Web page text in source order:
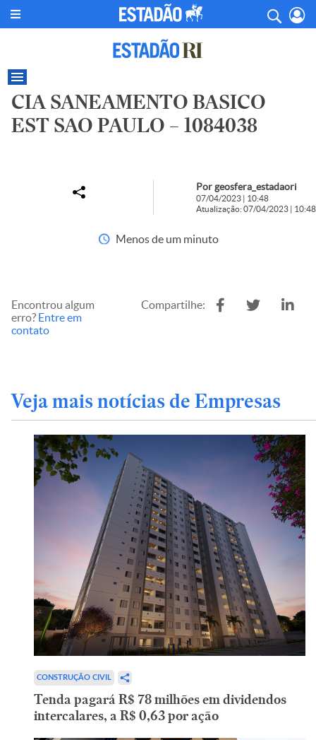
CIA SANEAMENTO BASICO
EST SAO PAULO – 1084038
Por geosfera_estadaori
07/04/2023 | 10:48
Atualização: 07/04/2023 | 10:48
Menos de um minuto
Encontrou algum
erro? Entre em
contato
Compartilhe:
Veja mais notícias de Empresas
CONSTRUÇÃO CIVIL
Tenda pagará R$ 78 milhões em dividendos
intercalares, a R$ 0,63 por ação